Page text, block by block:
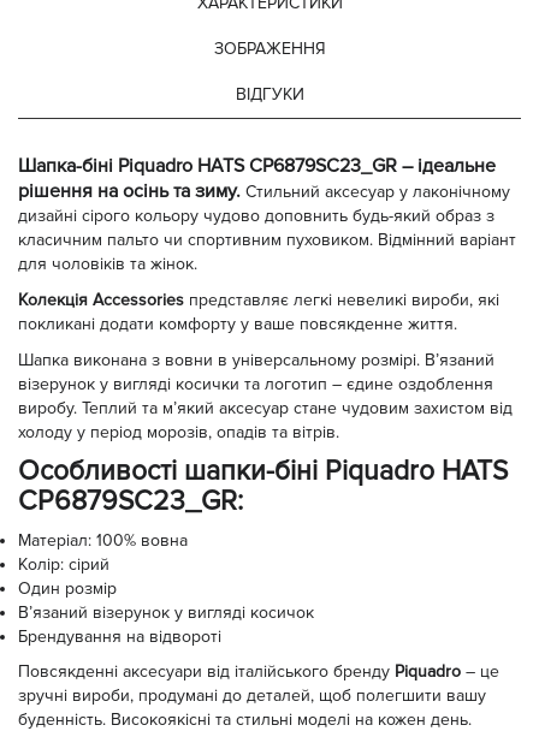
ЗОБРАЖЕННЯ
ВІДГУКИ
Шапка-біні Piquadro HATS CP6879SC23_GR – ідеальне
рішення на осінь та зиму. Стильний аксесуар у лаконічному
дизайні сірого кольору чудово доповнить будь-який образ з
класичним пальто чи спортивним пуховиком. Відмінний варіант
для чоловіків та жінок.
Колекція Accessories представляє легкі невеликі вироби, які
покликані додати комфорту у ваше повсякденне життя.
Шапка виконана з вовни в універсальному розмірі. В’язаний
візерунок у вигляді косички та логотип – єдине оздоблення
виробу. Теплий та м’який аксесуар стане чудовим захистом від
холоду у період морозів, опадів та вітрів.
Особливості шапки-біні Piquadro HATS
CP6879SC23_GR:
Матеріал: 100% вовна
Колір: сірий
Один розмір
В’язаний візерунок у вигляді косичок
Брендування на відвороті
Повсякденні аксесуари від італійського бренду Piquadro – це
зручні вироби, продумані до деталей, щоб полегшити вашу
буденність. Високоякісні та стильні моделі на кожен день.